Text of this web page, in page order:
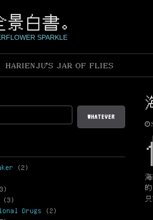
白書。
SPARKLE
HARIENJU’S JAR OF FLIES
WHATEVER
(2)
(3)
Drugs (2)